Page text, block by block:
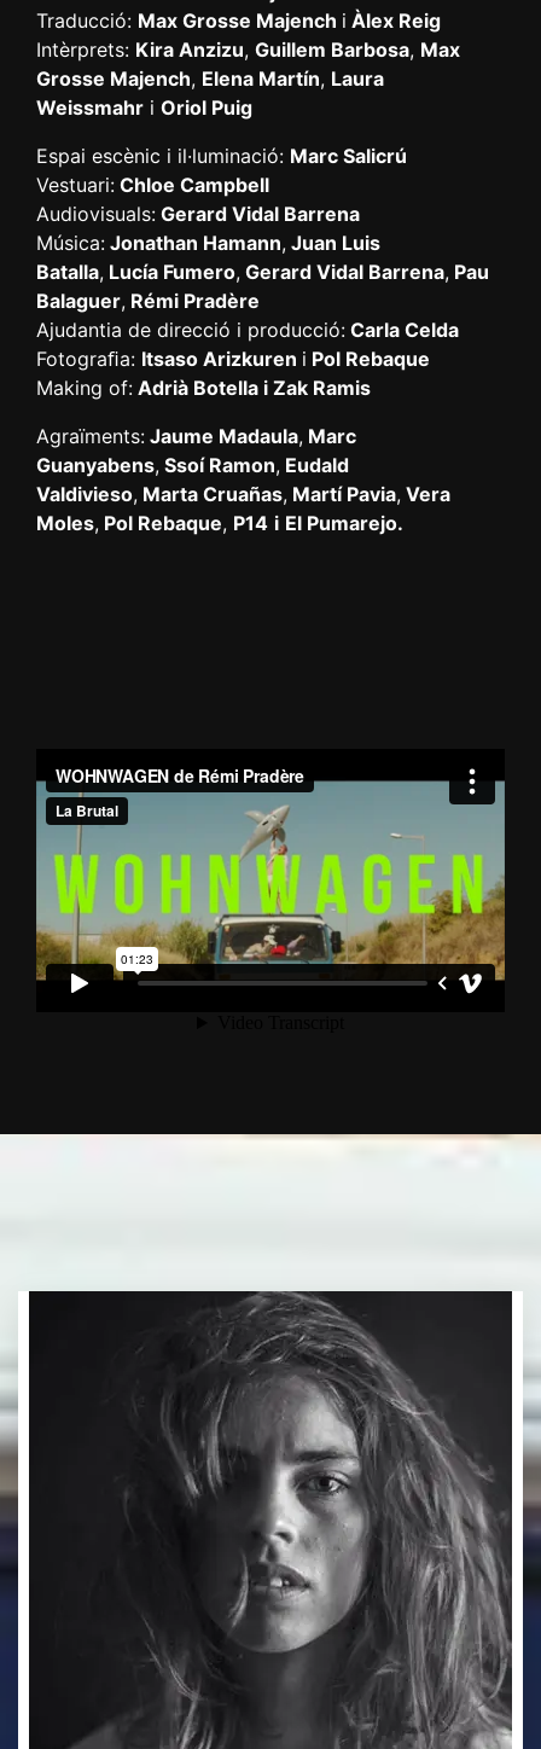
Traducció: Max Grosse Majench i Àlex Reig
Intèrprets: Kira Anzizu, Guillem Barbosa, Max
Grosse Majench, Elena Martín, Laura
Weissmahr i Oriol Puig
Espai escènic i il·luminació: Marc Salicrú
Vestuari: Chloe Campbell
Audiovisuals: Gerard Vidal Barrena
Música: Jonathan Hamann, Juan Luis
Batalla, Lucía Fumero, Gerard Vidal Barrena, Pau
Balaguer, Rémi Pradère
Ajudantia de direcció i producció: Carla Celda
Fotograﬁa: Itsaso Arizkuren i Pol Rebaque
Making of: Adrià Botella i Zak Ramis
Agraïments: Jaume Madaula, Marc
Guanyabens, Ssoí Ramon, Eudald
Valdivieso, Marta Cruañas, Martí Pavia, Vera
Moles, Pol Rebaque, P14 i El Pumarejo.